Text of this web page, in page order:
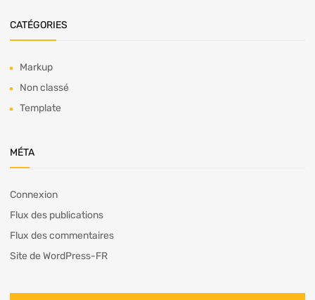
CATÉGORIES
Markup
Non classé
Template
MÉTA
Connexion
Flux des publications
Flux des commentaires
Site de WordPress-FR